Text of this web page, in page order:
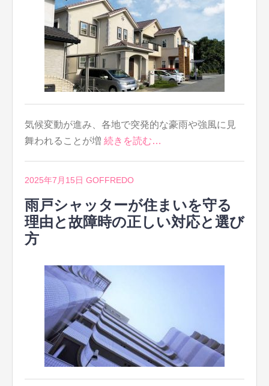
気候変動が進み、各地で突発的な豪雨や強風に見
舞われることが増 続きを読む…
2025年7月15日 GOFFREDO
雨戸シャッターが住まいを守る
理由と故障時の正しい対応と選び
方